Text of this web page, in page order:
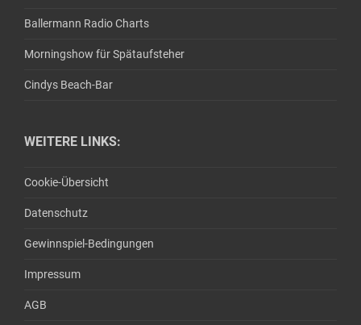
Ballermann Radio Charts
Morningshow für Spätaufsteher
Cindys Beach-Bar
WEITERE LINKS:
Cookie-Übersicht
Datenschutz
Gewinnspiel-Bedingungen
Impressum
AGB